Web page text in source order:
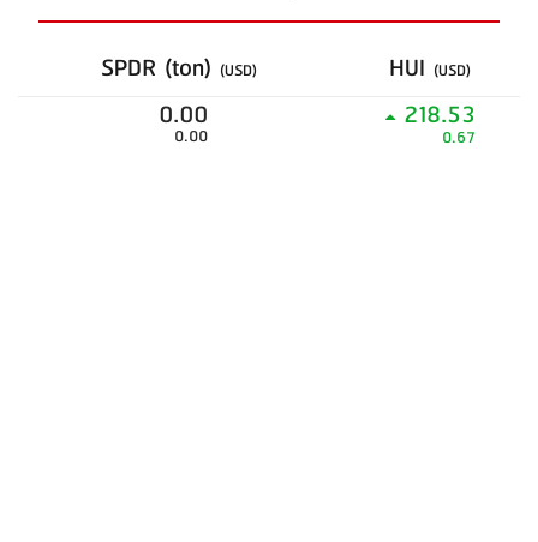
SPDR (ton) (USD) HUI (USD)
0.00
0.00
218.53
0.67